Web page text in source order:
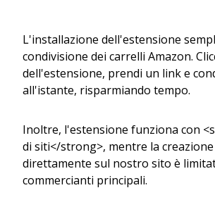
L'installazione dell'estensione
condivisione dei carrelli Amazon.
dell'estensione, prendi un link e
all'istante, risparmiando tempo.
Inoltre, l'estensione funziona con
di siti</strong>, mentre la
direttamente sul nostro sito è
commercianti principali.